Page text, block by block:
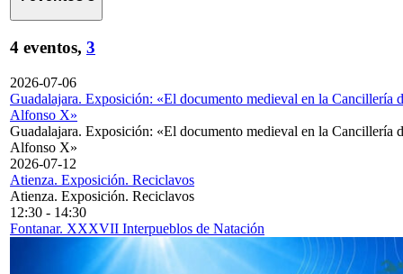
4 eventos, 3
2026-07-06
Guadalajara. Exposición: «El documento medieval en la Cancillería
Alfonso X»
Guadalajara. Exposición: «El documento medieval en la Cancillería
Alfonso X»
2026-07-12
Atienza. Exposición. Reciclavos
Atienza. Exposición. Reciclavos
12:30 - 14:30
Fontanar. XXXVII Interpueblos de Natación